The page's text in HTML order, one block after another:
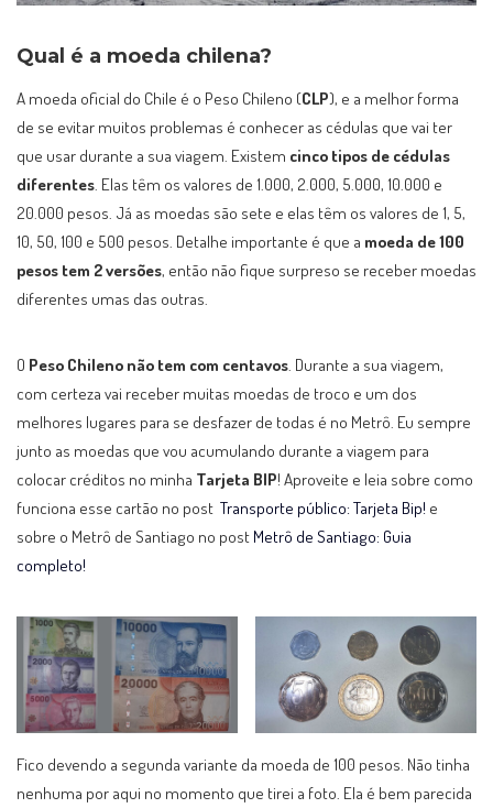
Qual é a moeda chilena?
A moeda oficial do Chile é o Peso Chileno (CLP), e a melhor forma
de se evitar muitos problemas é conhecer as cédulas que vai ter
que usar durante a sua viagem. Existem cinco tipos de cédulas
diferentes . Elas têm os valores de 1.000, 2.000, 5.000, 10.000 e
20.000 pesos. Já as moedas são sete e elas têm os valores de 1, 5,
10, 50, 100 e 500 pesos. Detalhe importante é que a moeda de 100
pesos tem 2 versões, então não fique surpreso se receber moedas
diferentes umas das outras.
O Peso Chileno não tem com centavos . Durante a sua viagem,
com certeza vai receber muitas moedas de troco e um dos
melhores lugares para se desfazer de todas é no Metrô. Eu sempre
junto as moedas que vou acumulando durante a viagem para
colocar créditos no minha Tarjeta BIP! Aproveite e leia sobre como
funciona esse cartão no post Transporte público: Tarjeta Bip! e
sobre o Metrô de Santiago no post Metrô de Santiago: Guia
completo!
Fico devendo a segunda variante da moeda de 100 pesos. Não tinha
nenhuma por aqui no momento que tirei a foto. Ela é bem parecida